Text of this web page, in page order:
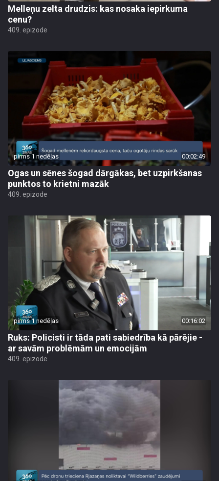
Melleņu zelta drudzis: kas nosaka iepirkuma
cenu?
409. epizode
pirms 1 nedēļas 00:02:49
Ogas un sēnes šogad dārgākas, bet uzpirkšanas
punktos to krietni mazāk
409. epizode
pirms 1 nedēļas 00:16:02
Ruks: Policisti ir tāda pati sabiedrība kā pārējie -
ar savām problēmām un emocijām
409. epizode